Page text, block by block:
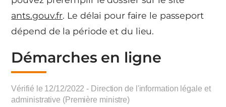
ants.gouv.fr. Le délai pour faire le passeport
dépend de la période et du lieu.
Démarches en ligne
Vérifié le 12/12/2022 - Direction de l'information légale et
administrative (Première ministre)